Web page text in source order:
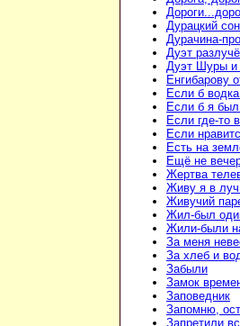
Дурацкий
Дурачина-
Дуэт
Дуэт Шуры и
Енгибарову
Если б
Если б я
Если где-то
Если
Есть на
Ещё не
Жертва
Живу я в
Живучий
Жил-был
Жили-были
За меня
За хлеб и
Забыли
Замок
Заповедник
Запомню,
Запретили